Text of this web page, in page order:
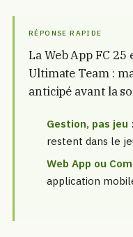
RÉPONSE RAPIDE
La Web App FC
Ultimate Team :
anticipé avant la
Gestion, pas jeu
restent dans le
Web App ou
application